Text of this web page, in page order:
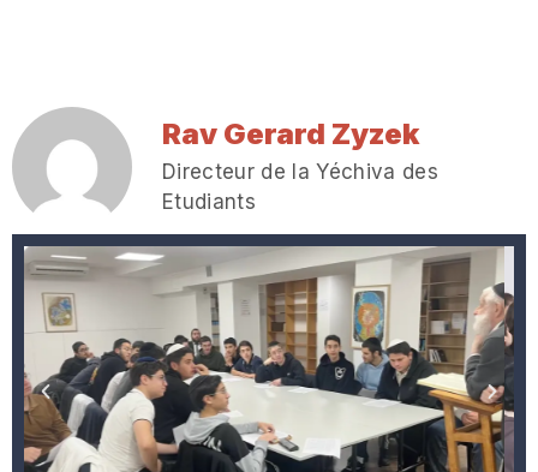
Rav Gerard Zyzek
Directeur de la Yéchiva des
Etudiants